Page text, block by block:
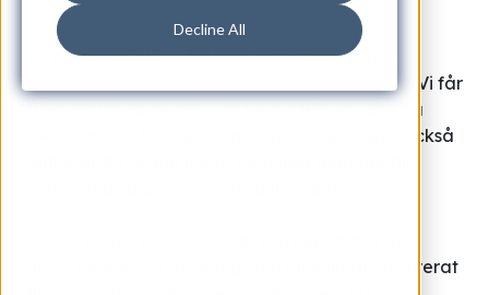
Decline All
En dag som "HR & Talent Acquisition" kan se
annorlunda ut beroende på vilken dag det är. Vi får
följa Mathilda (iGoMoons första HR) en dag på
iGoMoon och komiskt nog så började dagen också
(med en speciell dosering som en kollega inspirerat